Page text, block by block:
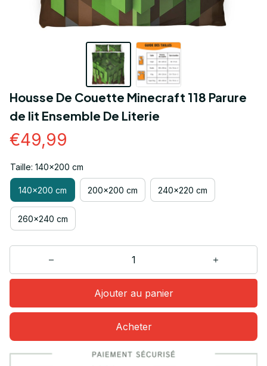
Housse De Couette Minecraft 118 Parure
de lit Ensemble De Literie
€49,99
Taille: 140x200 cm
140x200 cm 200x200 cm 240x220 cm
260x240 cm
Ajouter au panier
Acheter